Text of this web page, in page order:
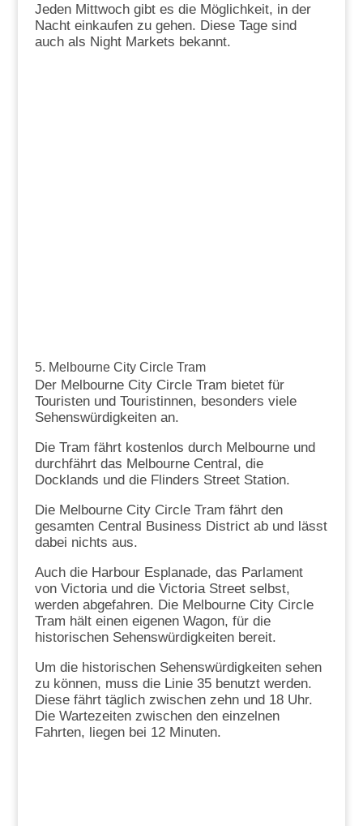
Jeden Mittwoch gibt es die Möglichkeit, in der
Nacht einkaufen zu gehen. Diese Tage sind
auch als Night Markets bekannt.
5. Melbourne City Circle Tram
Der Melbourne City Circle Tram bietet für
Touristen und Touristinnen, besonders viele
Sehenswürdigkeiten an.
Die Tram fährt kostenlos durch Melbourne und
durchfährt das Melbourne Central, die
Docklands und die Flinders Street Station.
Die Melbourne City Circle Tram fährt den
gesamten Central Business District ab und lässt
dabei nichts aus.
Auch die Harbour Esplanade, das Parlament
von Victoria und die Victoria Street selbst,
werden abgefahren. Die Melbourne City Circle
Tram hält einen eigenen Wagon, für die
historischen Sehenswürdigkeiten bereit.
Um die historischen Sehenswürdigkeiten sehen
zu können, muss die Linie 35 benutzt werden.
Diese fährt täglich zwischen zehn und 18 Uhr.
Die Wartezeiten zwischen den einzelnen
Fahrten, liegen bei 12 Minuten.